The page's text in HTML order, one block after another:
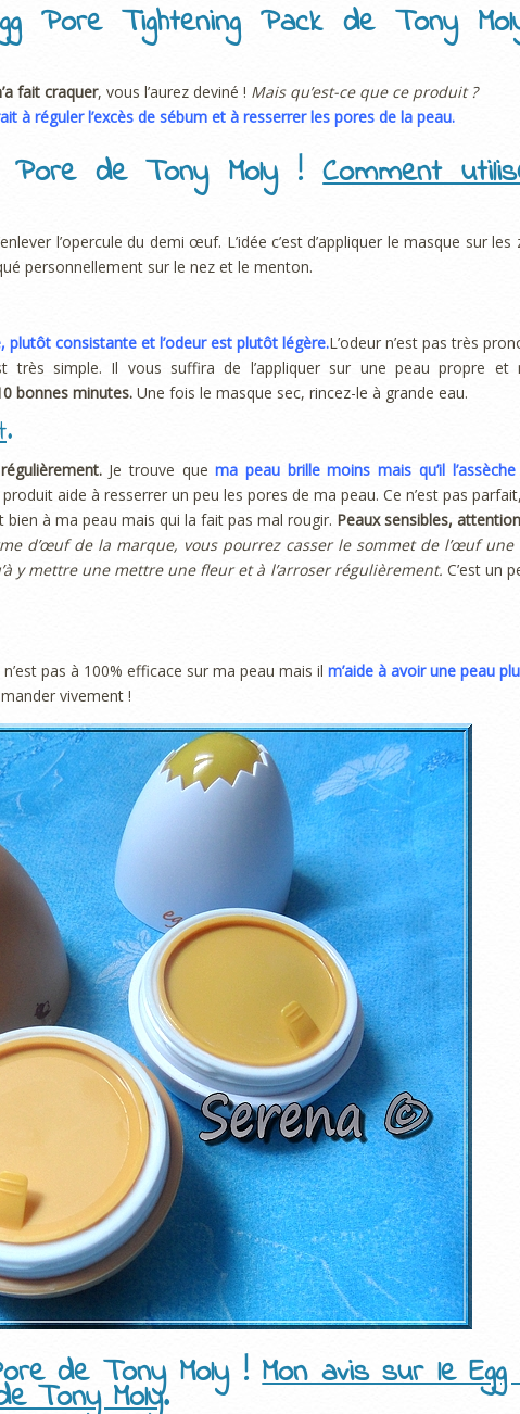
Pore Tightening Pack de Tony
fait craquer, vous l’aurez deviné ! Mais qu’est-ce que ce produit ?
à réguler l’excès de sébum et à resserrer les pores de la peau.
Pore de Tony Moly !Comment
l’opercule du demi œuf. L’idée c’est d’appliquer le masque sur les
personnellement sur le nez et le menton.
plutôt consistante et l’odeur est plutôt légère.L’odeur n’est pas très
très simple. Il vous suffira de l’appliquer sur une peau propre et
bonnes minutes. Une fois le masque sec, rincez-le à grande eau.
.
Je trouve quema peau brille moins mais qu’il
produit aide à resserrer un peu les pores de ma peau. Ce n’est pas
bien à ma peau mais qui la fait pas mal rougir. Peaux sensibles,
d’œuf de la marque, vous pourrez casser le sommet de l’œuf une
y mettre une mettre une fleur et à l’arroser régulièrement. C’est un
pas à 100% efficace sur ma peau mais il m’aide à avoir une peau
vivement !
de Tony Moly !Mon avis sur le
Tony Moly.